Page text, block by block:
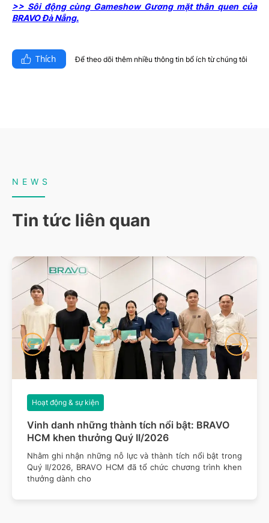
>> Sôi động cùng Gameshow Gương mặt thân quen của
BRAVO Đà Nẵng.
Thích Để theo dõi thêm nhiều thông tin bổ ích từ chúng tôi​
NEWS
Tin tức liên quan
Vinh danh những thành tích nổi bật: BRAVO
HCM khen thưởng Quý II/2026
Hoạt động & sự kiện
Nhằm ghi nhận những nỗ lực và thành tích nổi bật trong
Quý II/2026, BRAVO HCM đã tổ chức chương trình khen
thưởng dành cho